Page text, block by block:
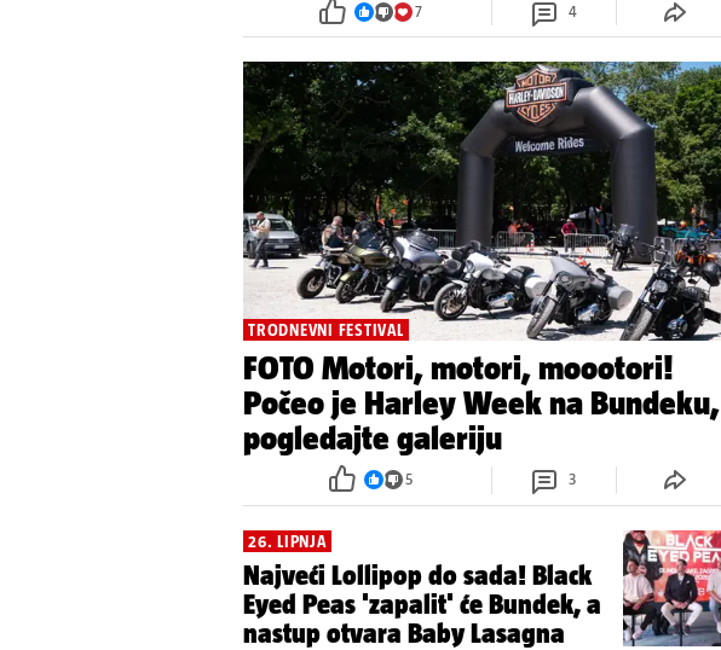
7 4
TRODNEVNI FESTIVAL
FOTO Motori, motori, moootori!
Počeo je Harley Week na Bundeku,
pogledajte galeriju
5 3
26. LIPNJA
Najveći Lollipop do sada! Black
Eyed Peas 'zapalit' će Bundek, a
nastup otvara Baby Lasagna